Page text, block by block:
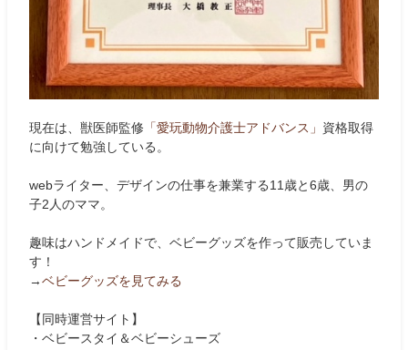
現在は、獣医師監修 「愛玩動物介護士アドバンス」 資格取得
に向けて勉強している。
webライター、デザインの仕事を兼業する11歳と6歳、男の
子2人のママ。
趣味はハンドメイドで、ベビーグッズを作って販売していま
す！
→ベビーグッズを見てみる
【同時運営サイト】
・ベビースタイ＆ベビーシューズ